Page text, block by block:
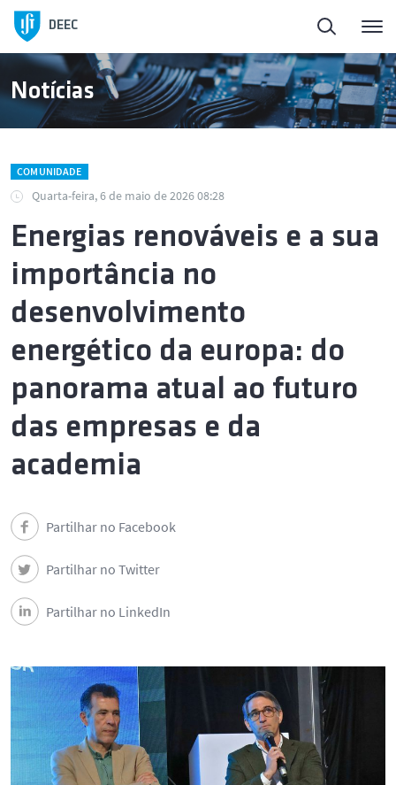
DEEC
ElectroDay
Candidaturas abertas
Sobre o DEEC
Investigação e Inovação
Notícias
COMUNIDADE
Quarta-feira, 6 de maio de 2026 08:28
Energias renováveis e a sua
importância no
desenvolvimento
energético da europa: do
panorama atual ao futuro
das empresas e da
academia
Partilhar no Facebook
Partilhar no Twitter
Partilhar no LinkedIn